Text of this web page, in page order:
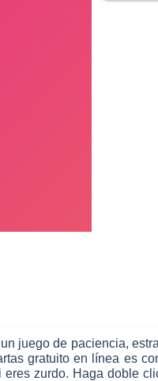
juego de paciencia,
gratuito en línea es
zurdo. Haga doble